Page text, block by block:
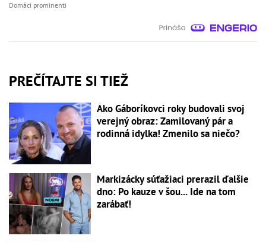
Domáci prominenti
PREČÍTAJTE SI TIEŽ
Ako Gáboríkovci roky budovali svoj
verejný obraz: Zamilovaný pár a
rodinná idylka! Zmenilo sa niečo?
Markizácky súťažiaci prerazil ďalšie
dno: Po kauze v šou... Ide na tom
zarábať!